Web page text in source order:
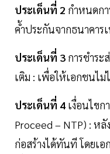
ประเด็นที่ 2 กำหนดก
ค้ำประกันจากธนาคาร
ประเด็นที่ 3 การชำร
เติม : เพื่อให้เอกชนไ
ประเด็นที่ 4 เงื่อนไขก
Proceed – NTP) : หลั
ก่อสร้างได้ทันที โดยเ